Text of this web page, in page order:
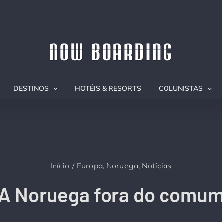
DESTINOS HOTÉIS & RESORTS COLUNISTAS
Início Europa Noruega Notícias
Noruega fora do